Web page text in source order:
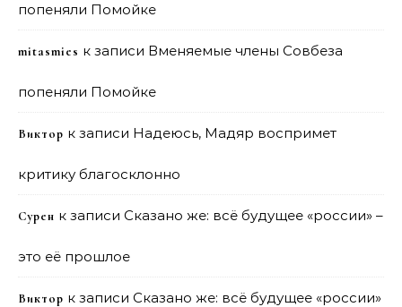
попеняли Помойке
mitasmies к записи Вменяемые члены Совбеза
попеняли Помойке
Виктор к записи Надеюсь, Мадяр воспримет
критику благосклонно
Сурен к записи Сказано же: всё будущее «россии» –
это её прошлое
Виктор к записи Сказано же: всё будущее «россии»